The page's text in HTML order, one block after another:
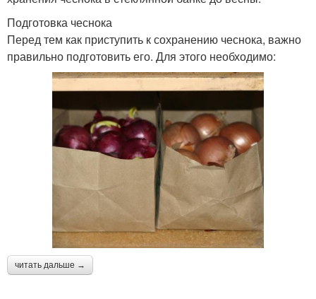
Подготовка чеснока
Перед тем как приступить к сохранению чеснока, важно
правильно подготовить его. Для этого необходимо:
читать дальше →